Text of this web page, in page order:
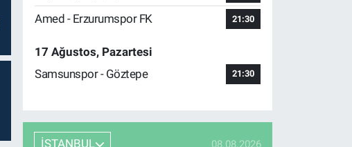
Amed - Erzurumspor FK 21:30
17 Ağustos, Pazartesi
Samsunspor - Göztepe
21:30
İSTANBUL 08.08.2026